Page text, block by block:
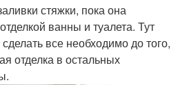
стяжки, пока она
ванны и туалета. Тут
все необходимо до того,
отделка в остальных